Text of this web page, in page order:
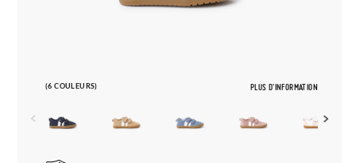
(6 COULEURS) PLUS D'INFORMATION